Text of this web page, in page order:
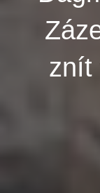
znít